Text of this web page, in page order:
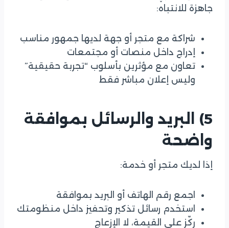
جاهزة للانتباه:
شراكة مع متجر أو جهة لديها جمهور مناسب
إدراج داخل منصات أو مجتمعات
تعاون مع مؤثرين بأسلوب “تجربة حقيقية”
وليس إعلان مباشر فقط
5) البريد والرسائل بموافقة
واضحة
إذا لديك متجر أو خدمة:
اجمع رقم الهاتف أو البريد بموافقة
استخدم رسائل تذكير وتحفيز داخل منظومتك
ركّز على القيمة، لا الإزعاج